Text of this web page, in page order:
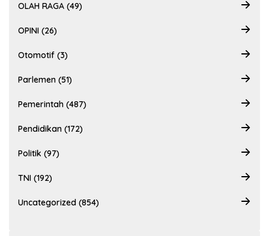
OLAH RAGA (49)
OPINI (26)
Otomotif (3)
Parlemen (51)
Pemerintah (487)
Pendidikan (172)
Politik (97)
TNI (192)
Uncategorized (854)